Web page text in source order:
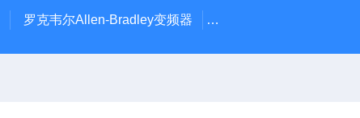
罗克韦尔Allen-Bradley变频器 德国Leybold真空计